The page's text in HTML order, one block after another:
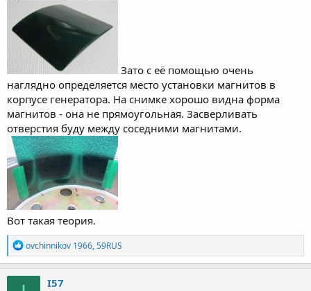
Зато с её помощью очень
наглядно определяется место установки магнитов в
корпусе генератора. На снимке хорошо видна форма
магнитов - она не прямоугольная. Засверливать
отверстия буду между соседними магнитами.
Вот такая теория.
Р
е
а
к
ovchinnikov 1966,59RUS
I57